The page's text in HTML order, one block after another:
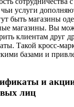
услуги
быть магазины
магазины. Вы
клиентам друг
Такой кросс-
базами и
и
лиц